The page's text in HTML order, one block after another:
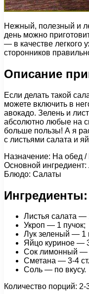
Нежный, полезный и
день можно
— в качестве легкого
сторонников
Описание
Если делать такой
можете включить в
авокадо. Зелень и
абсолютно любые на
больше пользы! А я
с листьями салата и
Назначение: На обед
Основной
Блюдо: Салаты
Ингредиенты:
Листья салата —
Укроп — 1 пучок;
Лук зеленый — 1
Яйцо куриное —
Сок лимонный —
Сметана — 3-4
Соль — по вкусу.
Количество порций: 2-